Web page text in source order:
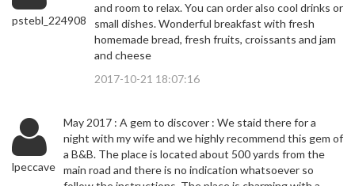
pstebl_224908
and room to relax. You can order also cool drinks or
small dishes. Wonderful breakfast with fresh
homemade bread, fresh fruits, croissants and jam
and cheese
2017-10-21 18:07:16
lpeccave
May 2017 : A gem to discover : We staid there for a
night with my wife and we highly recommend this gem of
a B&B. The place is located about 500 yards from the
main road and there is no indication whatsoever so